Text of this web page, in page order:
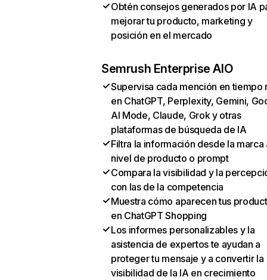
Obtén consejos generados por IA
mejorar tu producto, marketing y
posición en el mercado
Semrush Enterprise AIO
Supervisa cada mención en tiempo
en ChatGPT, Perplexity, Gemini,
AI Mode, Claude, Grok y otras
plataformas de búsqueda de IA
Filtra la información desde la marca
nivel de producto o prompt
Compara la visibilidad y la
con las de la competencia
Muestra cómo aparecen tus
en ChatGPT Shopping
Los informes personalizables y la
asistencia de expertos te ayudan a
proteger tu mensaje y a convertir la
visibilidad de la IA en crecimiento